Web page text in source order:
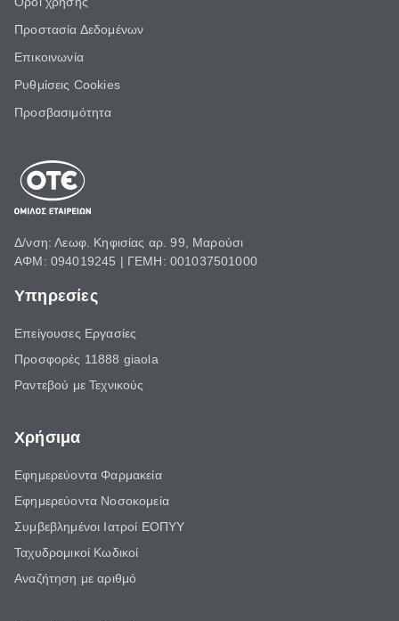
Προστασία Δεδομένων
Επικοινωνία
Ρυθμίσεις Cookies
Προσβασιμότητα
Δ/νση: Λεωφ. Κηφισίας αρ. 99, Μαρούσι
ΑΦΜ: 094019245 | ΓΕΜΗ: 001037501000
Υπηρεσίες
Επείγουσες Εργασίες
Προσφορές 11888 giaola
Ραντεβού με Τεχνικούς
Χρήσιμα
Εφημερεύοντα Φαρμακεία
Εφημερεύοντα Νοσοκομεία
Συμβεβλημένοι Ιατροί ΕΟΠΥΥ
Ταχυδρομικοί Κωδικοί
Αναζήτηση με αριθμό